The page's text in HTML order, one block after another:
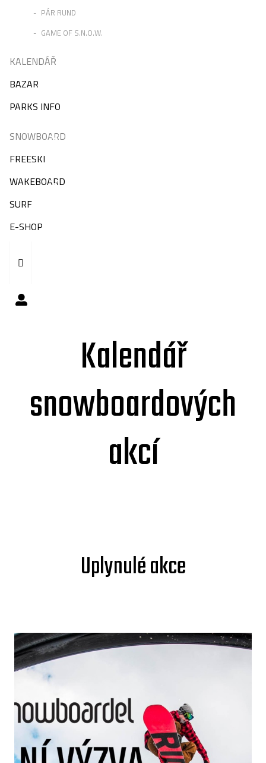
PÁR RUND
GAME OF S.N.O.W.
KALENDÁŘ
BAZAR
PARKS INFO
SNOWBOARD
FREESKI
WAKEBOARD
SURF
E-SHOP
Kalendář
snowboardových
akcí
Uplynulé akce